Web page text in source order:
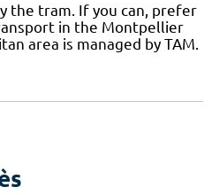
the tram. If you can, prefer
in the Montpellier
area is managed by TAM.